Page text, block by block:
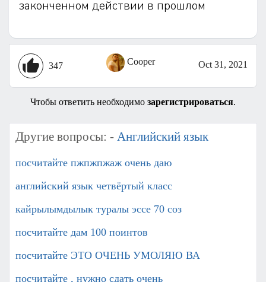
законченном действии в прошлом
347 Cooper Oct 31, 2021
Чтобы ответить необходимо зарегистрироваться.
Другие вопросы: - Английский язык
посчитайте пжпжпжаж очень даю
английский язык четвёртый класс
кайрылымдылык туралы эссе 70 соз
посчитайте дам 100 поинтов
посчитайте ЭТО ОЧЕНЬ УМОЛЯЮ ВА
посчитайте , нужно сдать очень